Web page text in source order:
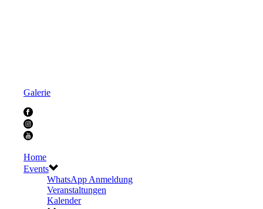
Galerie
Home
Events
WhatsApp Anmeldung
Veranstaltungen
Kalender